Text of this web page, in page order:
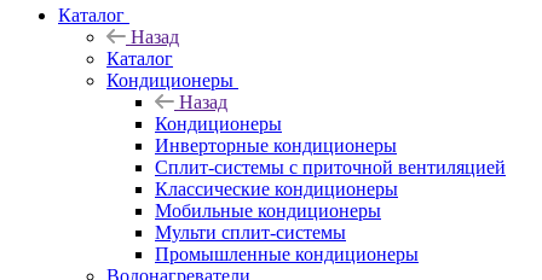
Каталог
Назад
Каталог
Кондиционеры
Назад
Кондиционеры
Инверторные кондиционеры
Сплит-системы с приточной вентиляцией
Классические кондиционеры
Мобильные кондиционеры
Мульти сплит-системы
Промышленные кондиционеры
Водонагреватели